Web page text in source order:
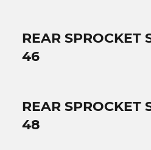
REAR SPROCKET
46
REAR SPROCKET
48